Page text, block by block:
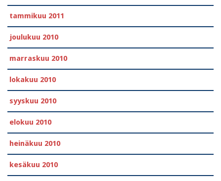
tammikuu 2011
joulukuu 2010
marraskuu 2010
lokakuu 2010
syyskuu 2010
elokuu 2010
heinäkuu 2010
kesäkuu 2010